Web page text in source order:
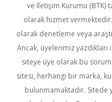
ve İletişim Kurumu (BTK)
olarak hizmet
olarak denetleme veya
Ancak, üyelerimiz
siteye üye olarak bu
sitesi, herhangi bir marka,
bulunmamaktadır. Sitede